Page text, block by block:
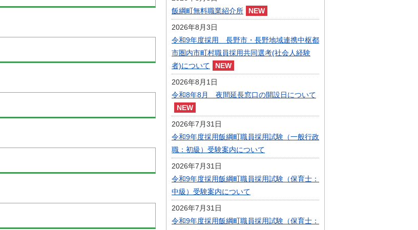
まちづくり
庁舎建設
飯綱町無料職業紹介所
2026年8月3日
令和9年度採用 長野市・長野地域連携中枢都
市圏内市町村職員採用共同選考(社会人経験
者)について
2026年8月1日
令和8年8月 夜間延長窓口の開設日について
2026年7月31日
令和9年度採用飯綱町職員採用試験（一般行政
職：初級）受験案内について
2026年7月31日
令和9年度採用飯綱町職員採用試験（保育士：
中級）受験案内について
2026年7月31日
令和9年度採用飯綱町職員採用試験（保育士：